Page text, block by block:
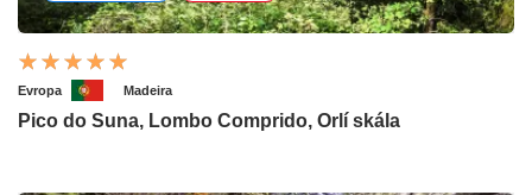
Evropa Madeira
Pico do Suna, Lombo Comprido, Orlí skála